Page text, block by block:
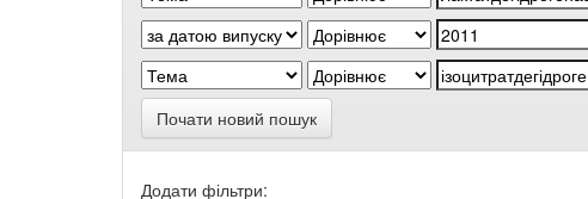
Почати новий пошук
Додати фільтри: